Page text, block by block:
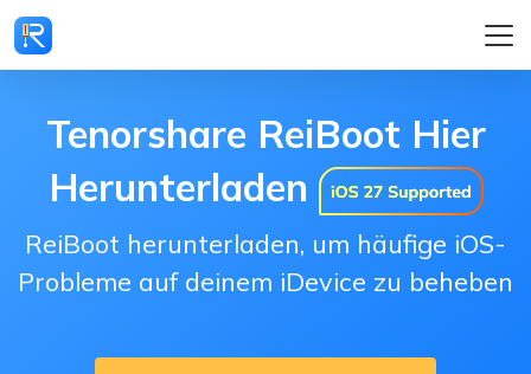
Tenorshare ReiBoot Hier
Herunterladen
ReiBoot herunterladen, um häufige iOS-
Probleme auf deinem iDevice zu beheben